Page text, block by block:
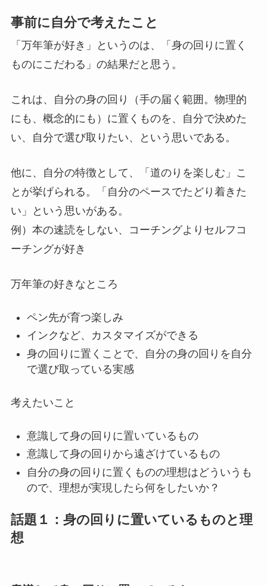
事前に自分で考えたこと
「万年筆が好き」というのは、「身の回りに置く
ものにこだわる」の結果だと思う。
これは、自分の身の回り（手の届く範囲。物理的
にも、概念的にも）に置くものを、自分で決めた
い、自分で選び取りたい、という思いである。
他に、自分の特徴として、「道のりを楽しむ」こ
とが挙げられる。「自分のペースでたどり着きた
い」という思いがある。
例）本の速読をしない、コーチングよりセルフコ
ーチングが好き
万年筆の好きなところ
ペン先が育つ楽しみ
インクなど、カスタマイズができる
身の回りに置くことで、自分の身の回りを自分
で選び取っている実感
考えたいこと
意識して身の回りに置いているもの
意識して身の回りから遠ざけているもの
自分の身の回りに置くものの理想はどういうも
ので、理想が実現したら何をしたいか？
話題１：身の回りに置いているものと理
想